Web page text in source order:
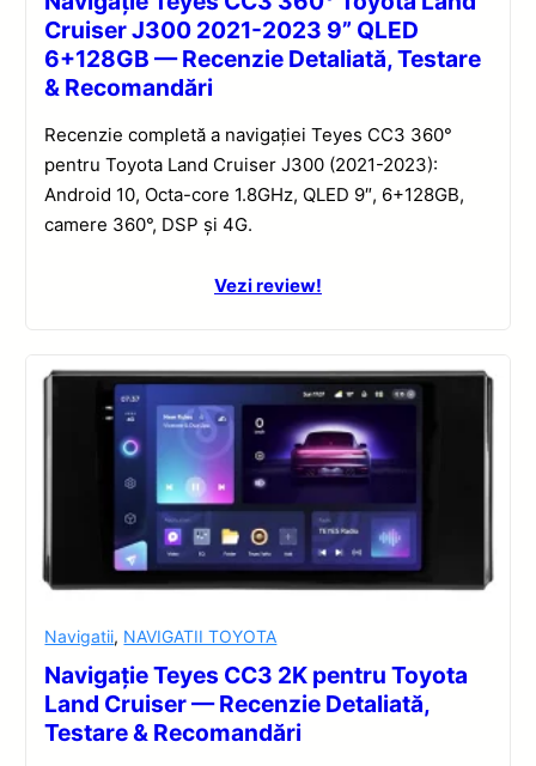
Cruiser J300 2021-2023 9” QLED
6+128GB — Recenzie Detaliată, Testare
& Recomandări
Recenzie completă a navigației Teyes CC3 360°
pentru Toyota Land Cruiser J300 (2021-2023):
Android 10, Octa-core 1.8GHz, QLED 9″, 6+128GB,
camere 360°, DSP și 4G.
Vezi review!
Navigatii, NAVIGATII TOYOTA
Navigație Teyes CC3 2K pentru Toyota
Land Cruiser — Recenzie Detaliată,
Testare & Recomandări